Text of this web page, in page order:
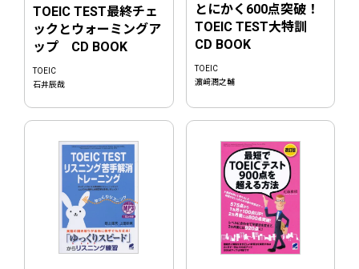
TOEIC TEST最終チェ
ックとウォーミングア
ップ CD BOOK
TOEIC
石井辰哉
とにかく600点突破！
TOEIC TEST大特訓
CD BOOK
TOEIC
濵﨑潤之輔